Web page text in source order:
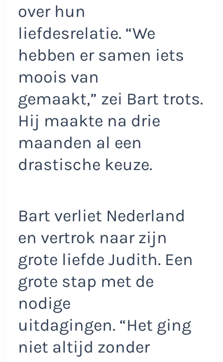
over hun
liefdesrelatie. “We
hebben er samen iets
moois van
gemaakt,” zei Bart trots.
Hij maakte na drie
maanden al een
drastische keuze.
Bart verliet Nederland
en vertrok naar zijn
grote liefde Judith. Een
grote stap met de
nodige
uitdagingen. “Het ging
niet altijd zonder